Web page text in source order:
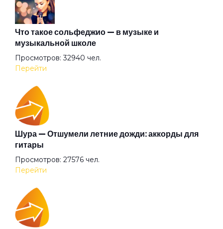
Альтернатива
Ангел всенародного похмелья
Ангел дождя
Ангел
Анютины глазки
Апокриф
Что такое сольфеджио — в музыке и
музыкальной школе
Просмотров: 32940 чел.
Перейти
Шура — Отшумели летние дожди: аккорды для
гитары
Просмотров: 27576 чел.
Перейти